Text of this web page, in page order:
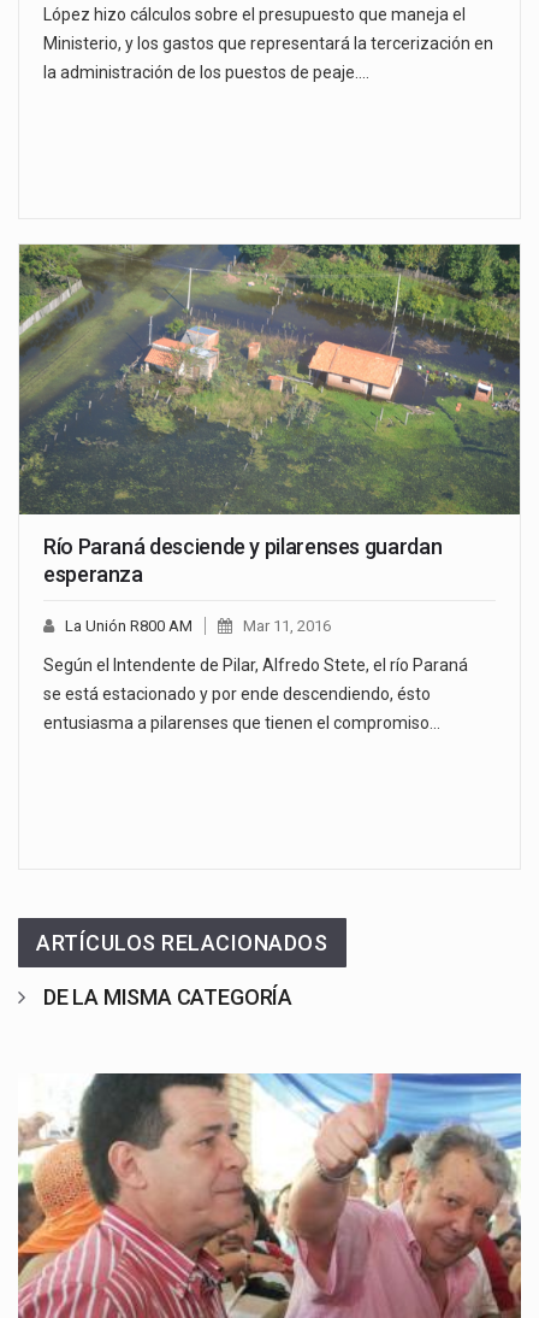
López hizo cálculos sobre el presupuesto que maneja el
Ministerio, y los gastos que representará la tercerización en
la administración de los puestos de peaje.…
Río Paraná desciende y pilarenses guardan
esperanza
La Unión R800 AM Mar 11, 2016
Según el Intendente de Pilar, Alfredo Stete, el río Paraná
se está estacionado y por ende descendiendo, ésto
entusiasma a pilarenses que tienen el compromiso…
ARTÍCULOS RELACIONADOS
DE LA MISMA CATEGORÍA